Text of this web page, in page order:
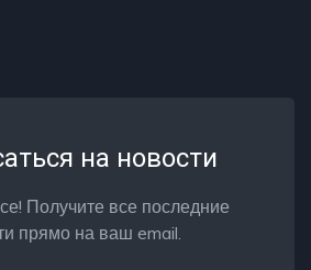
на новости
Получите все последние
прямо на ваш email.